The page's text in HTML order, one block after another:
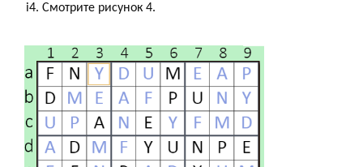
i4. Смотрите рисунок 4.